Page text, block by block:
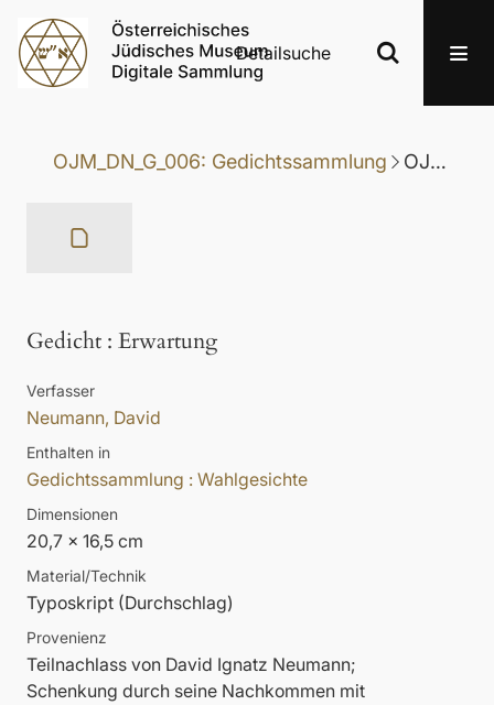
Detailsuche
OJM_DN_G_006: Gedichtssammlung OJM_DN_G_006-064: Gedicht
Gedicht : Erwartung
Verfasser
Neumann, David
Enthalten in
Gedichtssammlung : Wahlgesichte
Dimensionen
20,7 x 16,5 cm
Material/Technik
Typoskript (Durchschlag)
Provenienz
Teilnachlass von David Ignatz Neumann;
Schenkung durch seine Nachkommen mit